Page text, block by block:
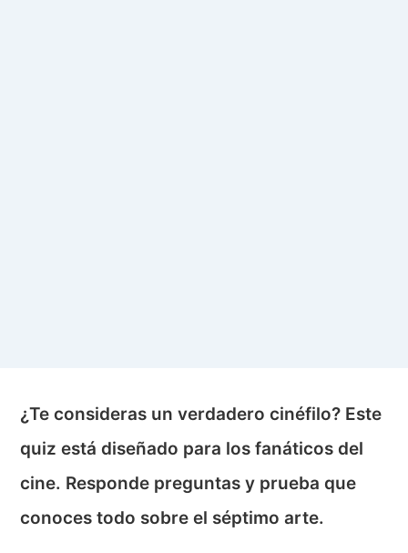
¿Te consideras un verdadero cinéfilo? Este
quiz está diseñado para los fanáticos del
cine. Responde preguntas y prueba que
conoces todo sobre el séptimo arte.